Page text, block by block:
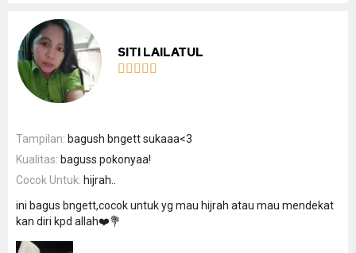
SITI LAILATUL
    
Tampilan: bagush bngett sukaaa<3
Kualitas: baguss pokonyaa!
Cocok Untuk: hijrah..
ini bagus bngett,cocok untuk yg mau hijrah atau mau mendekat
kan diri kpd allah❤️💐